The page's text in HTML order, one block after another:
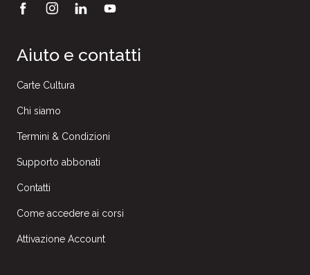
Aiuto e contatti
Carte Cultura
Chi siamo
Termini & Condizioni
Supporto abbonati
Contatti
Come accedere ai corsi
Attivazione Account